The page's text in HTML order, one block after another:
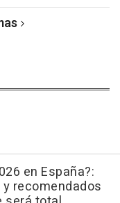
en España?:
recomendados